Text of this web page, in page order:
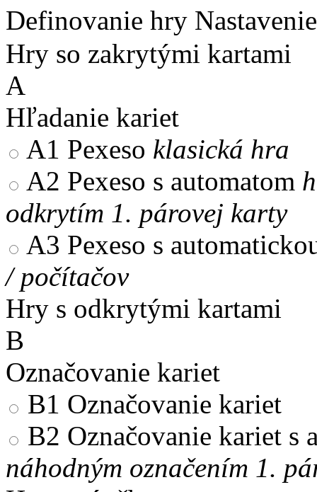
Definovanie hry
Hry so zakrytými kartami
A
Hľadanie kariet
A1 Pexeso klasická hra
A2 Pexeso s automatom
odkrytím 1. párovej karty
A3 Pexeso s
/ počítačov
Hry s odkrytými kartami
B
Označovanie kariet
B1 Označovanie kariet
B2 Označovanie kariet s
náhodným označením 1.